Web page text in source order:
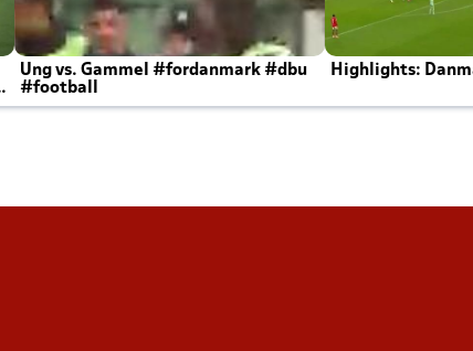
Ung vs. Gammel #fordanmark #dbu
#football
Highlights: